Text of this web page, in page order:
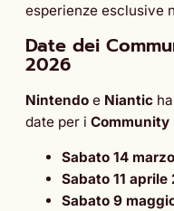
esperienze esclusive
Date dei
2026
Nintendo e Niantic
date per i Community
Sabato 14
Sabato 11 aprile
Sabato 9